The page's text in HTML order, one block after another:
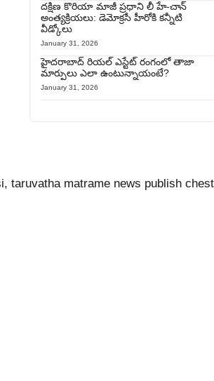
దక్షిణ కొరియా మాజీ ప్రధాని లీ హే-చాన్
అంత్యక్రియలు: డెమోక్రసీ హీరోకి కన్నీటి
వీడ్కోలు
January 31, 2026
హైదరాబాద్ రియల్ ఎస్టేట్ రంగంలో తాజా
మార్పులు ఎలా ఉంటున్నాయంటే?
January 31, 2026
taruvatha matrame news publish